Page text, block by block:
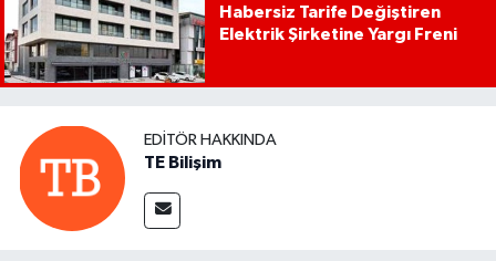
Habersiz Tarife Değiştiren
Elektrik Şirketine Yargı Freni
EDITÖR HAKKINDA
TE Bilişim